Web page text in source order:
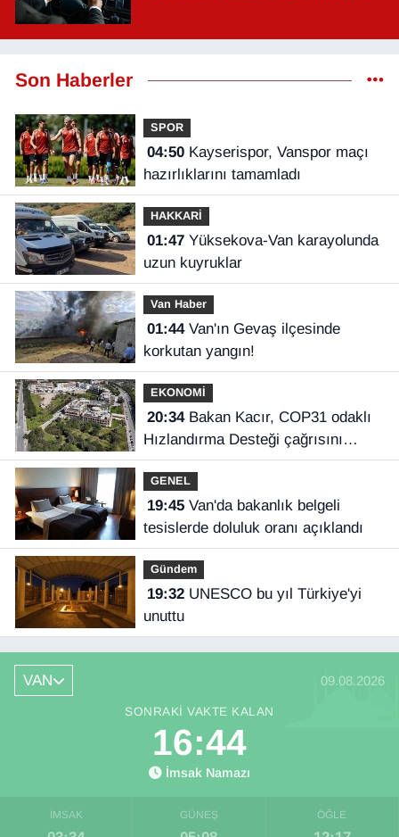
Son Haberler
SPOR
04:50Kayserispor, Vanspor maçı
hazırlıklarını tamamladı
HAKKARİ
01:47Yüksekova-Van karayolunda
uzun kuyruklar
Van Haber
01:44Van'ın Gevaş ilçesinde
korkutan yangın!
EKONOMİ
20:34Bakan Kacır, COP31 odaklı
Hızlandırma Desteği çağrısını
açıkladı
GENEL
19:45Van'da bakanlık belgeli
tesislerde doluluk oranı açıklandı
Gündem
19:32UNESCO bu yıl Türkiye'yi
unuttu
VAN 09.08.2026
SONRAKI VAKTE KALAN
16:43
İmsak Namazı
İMSAK GÜNEŞ ÖĞLE